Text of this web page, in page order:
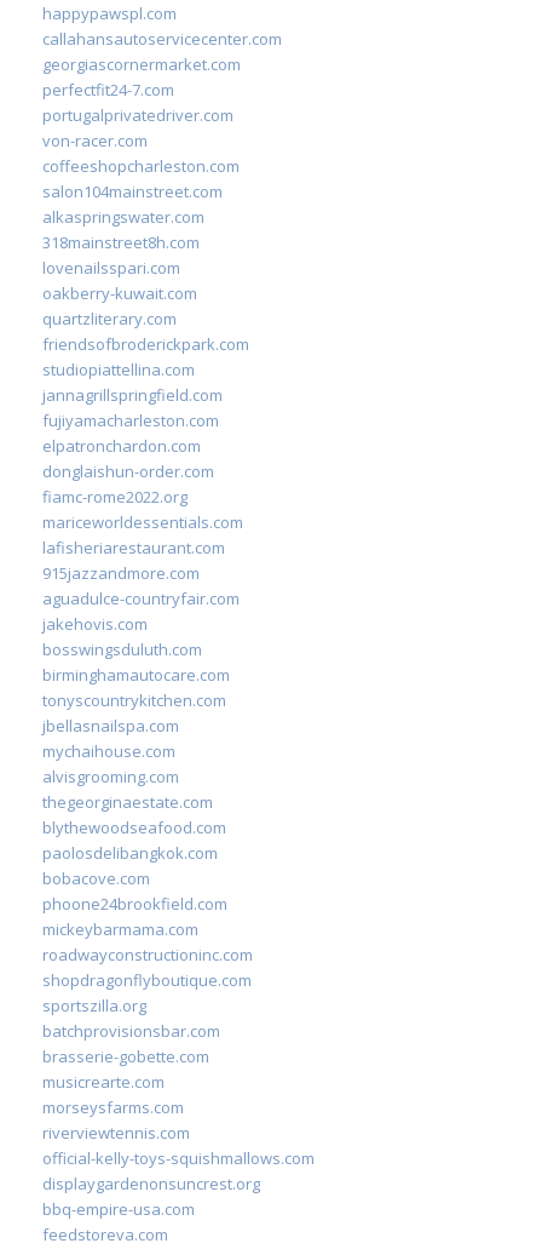
happypawspl.com
callahansautoservicecenter.com
georgiascornermarket.com
perfectfit24-7.com
portugalprivatedriver.com
von-racer.com
coffeeshopcharleston.com
salon104mainstreet.com
alkaspringswater.com
318mainstreet8h.com
lovenailsspari.com
oakberry-kuwait.com
quartzliterary.com
friendsofbroderickpark.com
studiopiattellina.com
jannagrillspringfield.com
fujiyamacharleston.com
elpatronchardon.com
donglaishun-order.com
fiamc-rome2022.org
mariceworldessentials.com
lafisheriarestaurant.com
915jazzandmore.com
aguadulce-countryfair.com
jakehovis.com
bosswingsduluth.com
birminghamautocare.com
tonyscountrykitchen.com
jbellasnailspa.com
mychaihouse.com
alvisgrooming.com
thegeorginaestate.com
blythewoodseafood.com
paolosdelibangkok.com
bobacove.com
phoone24brookfield.com
mickeybarmama.com
roadwayconstructioninc.com
shopdragonflyboutique.com
sportszilla.org
batchprovisionsbar.com
brasserie-gobette.com
musicrearte.com
morseysfarms.com
riverviewtennis.com
official-kelly-toys-squishmallows.com
displaygardenonsuncrest.org
bbq-empire-usa.com
feedstoreva.com